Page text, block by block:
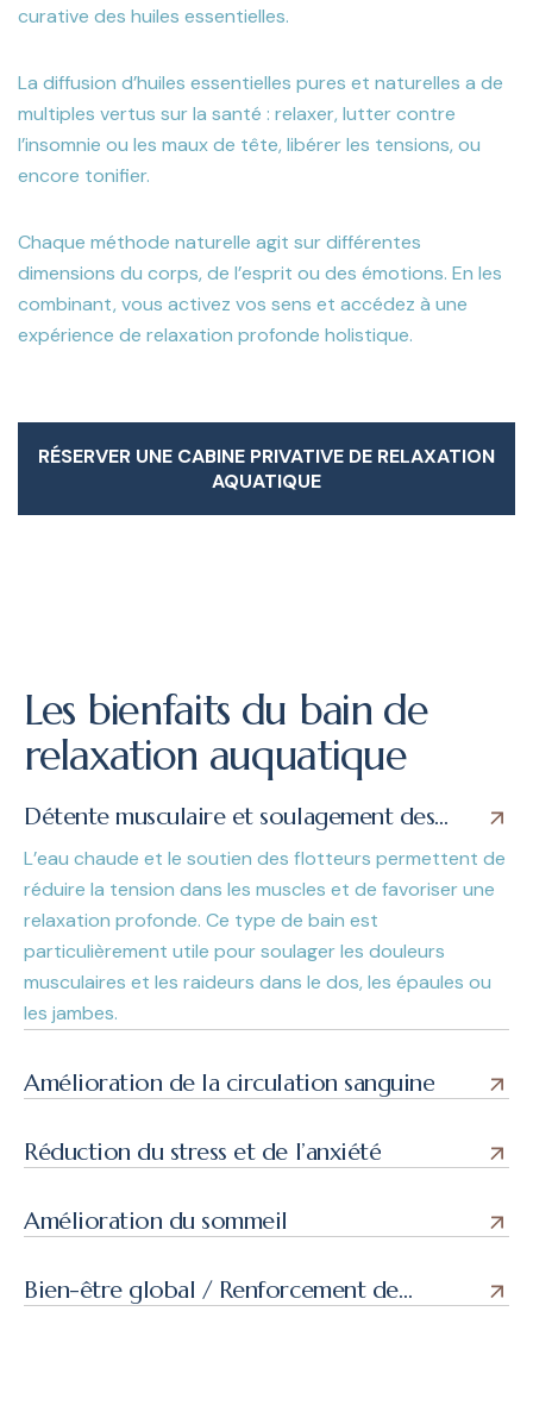
curative des huiles essentielles.
La diffusion d’huiles essentielles pures et naturelles a de
multiples vertus sur la santé : relaxer, lutter contre
l’insomnie ou les maux de tête, libérer les tensions, ou
encore tonifier.
Chaque méthode naturelle agit sur différentes
dimensions du corps, de l’esprit ou des émotions. En les
combinant, vous activez vos sens et accédez à une
expérience de relaxation profonde holistique.
RÉSERVER UNE CABINE PRIVATIVE DE RELAXATION
AQUATIQUE
RÉSERVER UNE CABINE PRIVATIVE DE RELAXATION
Les bienfaits du bain de
relaxation auquatique
Détente musculaire et soulagement des
tensions
L’eau chaude et le soutien des flotteurs permettent de
réduire la tension dans les muscles et de favoriser une
relaxation profonde. Ce type de bain est
particulièrement utile pour soulager les douleurs
musculaires et les raideurs dans le dos, les épaules ou
les jambes.
Amélioration de la circulation sanguine
Réduction du stress et de l’anxiété
Amélioration du sommeil
Bien-être global / Renforcement de